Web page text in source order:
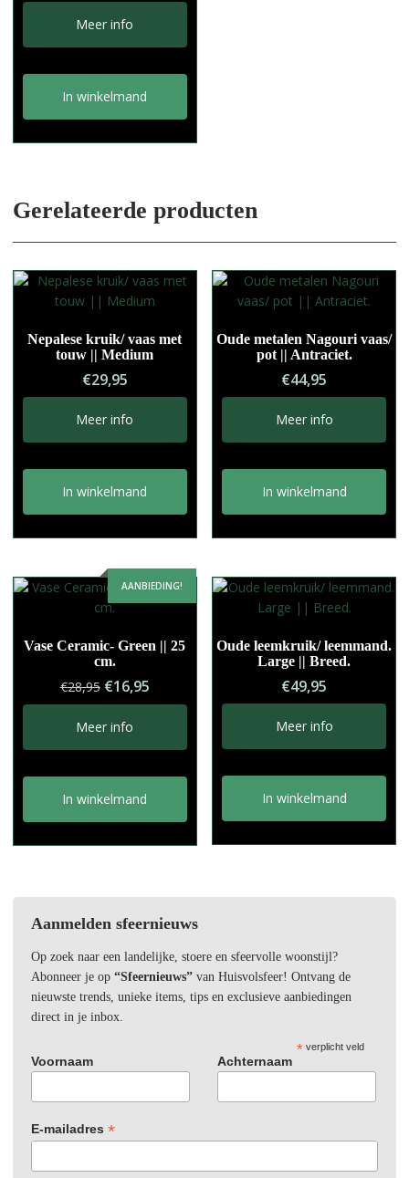
Meer info
In winkelmand
Gerelateerde producten
Nepalese kruik/ vaas met
touw || Medium
€29,95
Meer info
In winkelmand
Oude metalen Nagouri vaas/
pot || Antraciet.
€44,95
Meer info
In winkelmand
AANBIEDING!
Vase Ceramic- Green || 25
cm.
€28,95 Oorspronkelijke
prijs
was:
€28,95.
€16,95Huidige
prijs
€16,95.
Meer info
In winkelmand
Oude leemkruik/ leemmand.
Large || Breed.
€49,95
Meer info
In winkelmand
Aanmelden sfeernieuws
Op zoek naar een landelijke, stoere en sfeervolle woonstijl?
Abonneer je op “Sfeernieuws”van Huisvolsfeer! Ontvang de
nieuwste trends, unieke items, tips en exclusieve aanbiedingen
direct in je inbox.
*verplicht veld
Voornaam Achternaam
E-mailadres *